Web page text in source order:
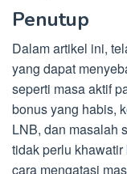
Penutup
Dalam artikel ini,
yang dapat
seperti masa aktif
bonus yang habis,
LNB, dan masalah
tidak perlu
cara mengatasi